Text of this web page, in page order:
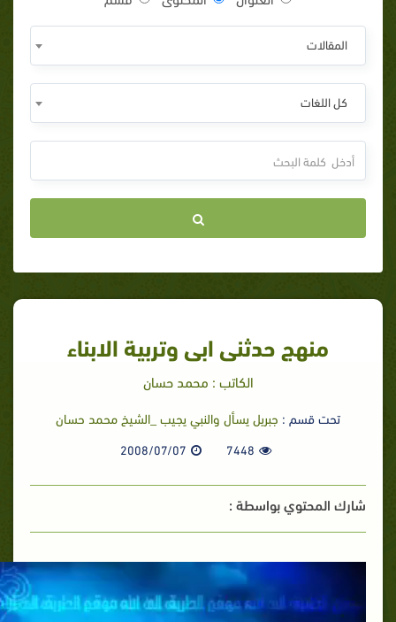
المقالات
كل اللغات
منهج حدثنى ابى وتربية الابناء
الكاتب : محمد حسان
تحت قسم : جبريل يسأل والنبي يجيب _الشيخ محمد حسان
7448
2008/07/07
شارك المحتوي بواسطة :